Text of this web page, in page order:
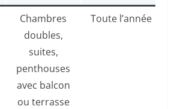
Chambres
doubles,
suites,
penthouses
avec balcon
ou terrasse
Toute l’année